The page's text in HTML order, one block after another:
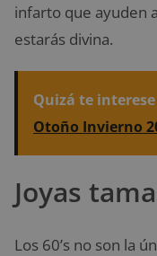
infarto que ayuden
estarás divina.
Quizá te
Otoño Invierno
Joyas
Los 60’s no son la